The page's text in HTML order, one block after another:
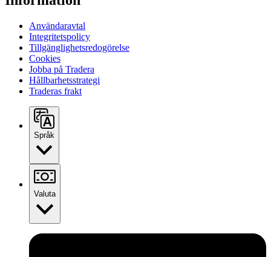
Användaravtal
Integritetspolicy
Tillgänglighetsredogörelse
Cookies
Jobba på Tradera
Hållbarhetsstrategi
Traderas frakt
Språk
Valuta